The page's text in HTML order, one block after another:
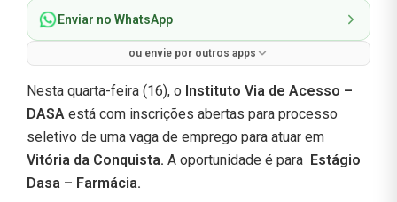
Enviar no WhatsApp
ou envie por outros apps
Nesta quarta-feira (16), o Instituto Via de Acesso –
DASA está com inscrições abertas para processo
seletivo de uma vaga de emprego para atuar em
Vitória da Conquista. A oportunidade é para Estágio
Dasa – Farmácia.